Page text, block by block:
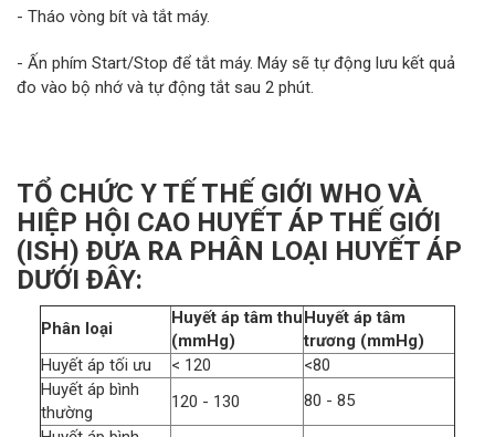
- Tháo vòng bít và tắt máy.
- Ấn phím Start/Stop để tắt máy. Máy sẽ tự động lưu kết quả
đo vào bộ nhớ và tự động tắt sau 2 phút.
TỔ CHỨC Y TẾ THẾ GIỚI WHO VÀ
HIỆP HỘI CAO HUYẾT ÁP THẾ GIỚI
(ISH) ĐƯA RA PHÂN LOẠI HUYẾT ÁP
DƯỚI ĐÂY:
Phân loại
Huyết áp tâm thu
(mmHg)
Huyết áp tâm
trương (mmHg)
Huyết áp tối ưu
< 120
<80
Huyết áp bình
thường
120 - 130
80 - 85